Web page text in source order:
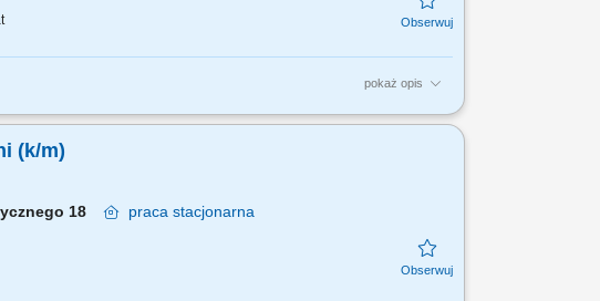
pokaż opis
prawa oraz standardami bezpieczeństwa firmy;
(k/m)
18 praca stacjonarna